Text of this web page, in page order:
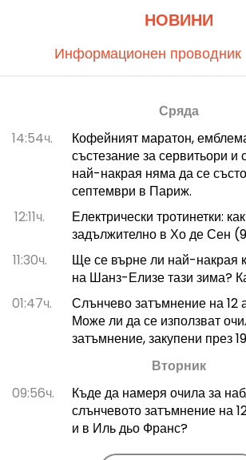
годишно този музей предлага
пътешествие из изкуството и
НОВИНИ
Информационен проводник
Сряда
14:54ч.
Кофейният маратон,
състезание за сервитьори и
най-накрая няма да се
септември в Париж.
12:11ч.
Електрически тротинетки:
задължително в Хо де Сен
11:30ч.
Ще се върне ли най-накрая
на Шанз-Елизе тази зима?
01:47ч.
Слънчево затъмнение на 12
Може ли да се използват
затъмнение, закупени през
Вторник
09:56ч.
Къде да намеря очила за
слънчевото затъмнение на
и в Иль дьо Франс?